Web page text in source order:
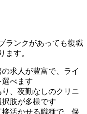
ランクがあっても復職
ます。
求人が豊富で、ライ
べます
、夜勤なしのクリニ
肢が多様です
活かせる職種で、保